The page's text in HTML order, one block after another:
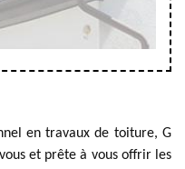
en travaux de toiture, G
et prête à vous offrir les